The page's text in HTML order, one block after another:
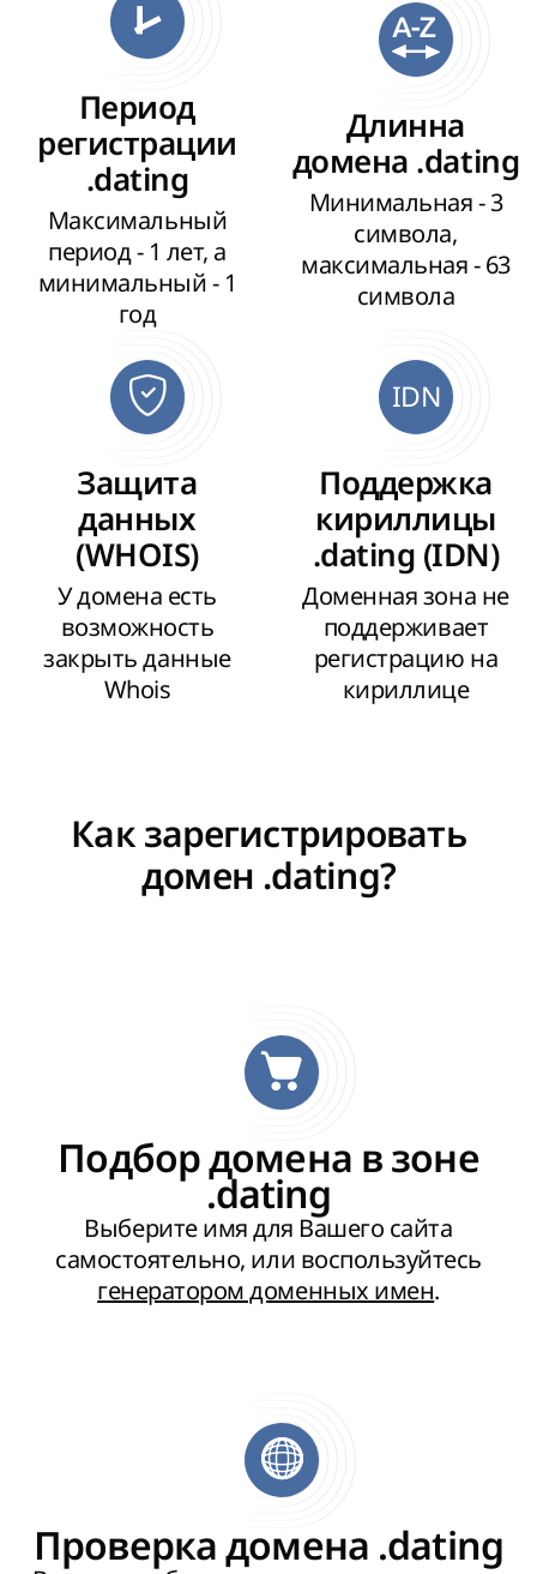
Период
регистрации
.dating
Максимальный
период - 1 лет, а
минимальный - 1
год
Длинна
домена .dating
Минимальная - 3
символа,
максимальная - 63
символа
Защита
данных
(WHOIS)
У домена есть
возможность
закрыть данные
Whois
IDN
Поддержка
кириллицы
.dating (IDN)
Доменная зона не
поддерживает
регистрацию на
кириллице
Как зарегистрировать
домен .dating?
Подбор домена в зоне
.dating
Выберите имя для Вашего сайта
самостоятельно, или воспользуйтесь
генератором доменных имен.
Проверка домена .dating